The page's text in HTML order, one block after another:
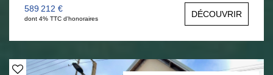
03.21.32.42.67.
589 212 €
dont 4% TTC d'honoraires DÉCOUVRIR